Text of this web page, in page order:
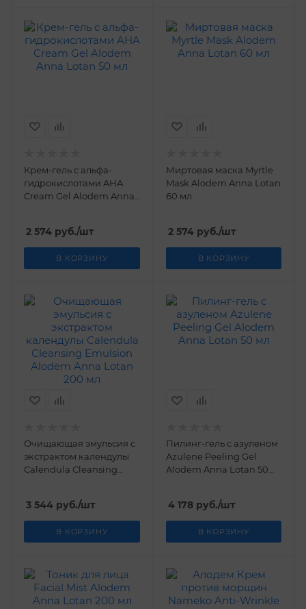
Крем-гель с альфа-
гидрокислотами AHA
Cream Gel Alodem Anna
2 574 руб./шт
В КОРЗИНУ
Миртовая маска Myrtle
Mask Alodem Anna Lotan
60 мл
2 574руб./шт
В КОРЗИНУ
Очищающая эмульсия с
экстрактом календулы
Calendula Cleansing
3 544 руб./шт
В КОРЗИНУ
Пилинг-гель с азуленом
Azulene Peeling Gel
Alodem Anna Lotan 50
4 178руб./шт
В КОРЗИНУ